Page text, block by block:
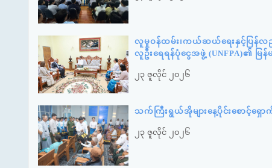
လူမှုဝန်ထမ်း၊ကယ်ဆယ်ရေးနှင့်ပြန်လည်န
လူဦးရေရန်ပုံငွေအဖွဲ့ (UNFPA)၏ မ
၂၃ ဇူလိုင် ၂၀၂၆
သက်ကြီးရွယ်အိုများနေ့ပိုင်းစောင့်ရှေ
၂၃ ဇူလိုင် ၂၀၂၆